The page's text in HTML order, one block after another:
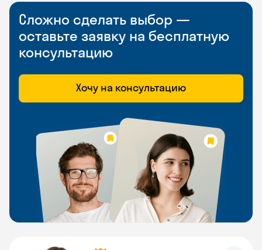
Сложно сделать выбор —
оставьте заявку на бесплатную
консультацию
Хочу на консультацию